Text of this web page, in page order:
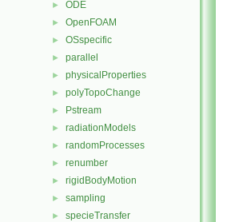
► ODE
► OpenFOAM
► OSspecific
► parallel
► physicalProperties
► polyTopoChange
► Pstream
► radiationModels
► randomProcesses
► renumber
► rigidBodyMotion
► sampling
► specieTransfer